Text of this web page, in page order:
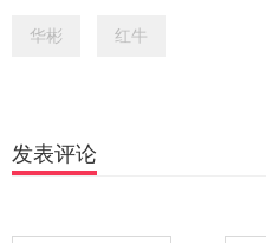
华彬 红牛
发表评论